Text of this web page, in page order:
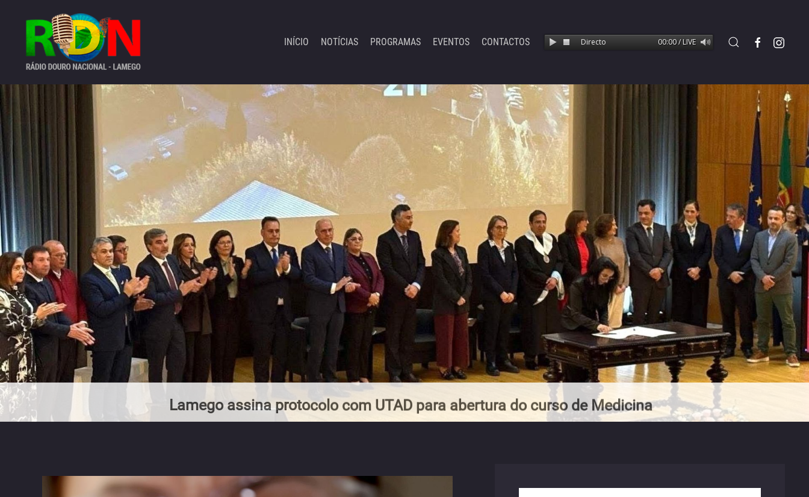
INÍCIO NOTÍCIAS PROGRAMAS EVENTOS CONTACTOSEmissão em Directo 00:00 / LIVE
Lamego assina protocolo com UTAD para abertura do curso de Medicina